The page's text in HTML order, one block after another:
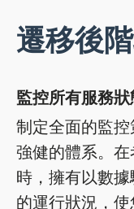
遷移後
監控所有服務狀
制定全面的監
強健的體系。
時，擁有以數
的運行狀況，使